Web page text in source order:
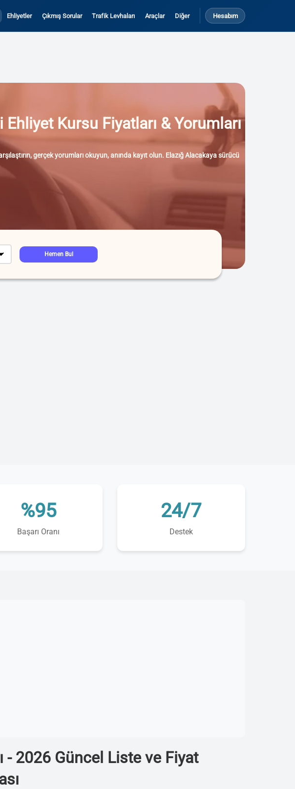
Ehliyetler Çıkmış Sorular Trafik Levhaları Araçlar Diğer Hesabım
Kursu Fiyatları & Yorumları
gerçek yorumları okuyun, anında kayıt olun. Elazığ Alacakaya sürücü
Hemen Bul
%95
Başarı Oranı
24/7
Destek
- 2026 Güncel Liste ve Fiyat